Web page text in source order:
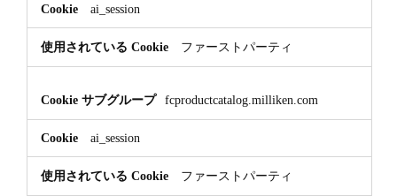
ai_session
ファーストパーティ
fcproductcatalog.milliken.com
ai_session
ファーストパーティ